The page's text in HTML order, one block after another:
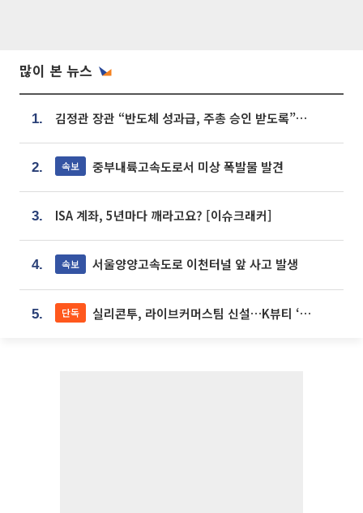
많이 본 뉴스
1. 김정관 장관 “반도체 성과급, 주총 승인 받도록”…상법·자본시장법 개정 시사
2. 속보 중부내륙고속도로서 미상 폭발물 발견
3. ISA 계좌, 5년마다 깨라고요? [이슈크래커]
4. 속보 서울양양고속도로 이천터널 앞 사고 발생
5. 단독 실리콘투, 라이브커머스팀 신설…K뷰티 ‘글로벌 판매망’ 확대[K뷰티 라방戰]